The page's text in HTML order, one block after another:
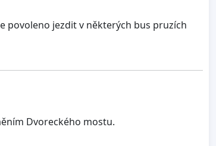
povoleno jezdit v některých bus pruzích
Dvoreckého mostu.